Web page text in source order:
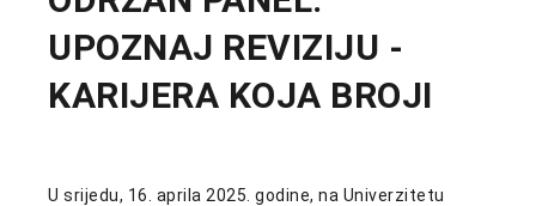
Obavještenja Obavještenja
UPOZNAJ REVIZIJU -
KARIJERA KOJA BROJI
U srijedu, 16. aprila 2025. godine, na Univerzitetu